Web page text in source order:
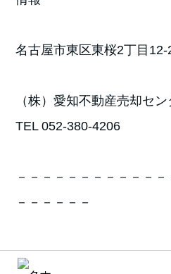
名古屋市東区東桜2丁目
（株）愛知不動産売却セン
TEL 052-380-4206
－－－－－－－－－－－
－－－－－－